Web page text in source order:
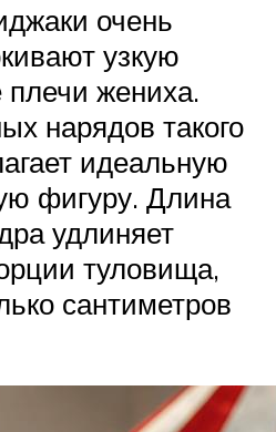
очень
узкую
жениха.
нарядов такого
идеальную
фигуру. Длина
удлиняет
туловища,
сантиметров